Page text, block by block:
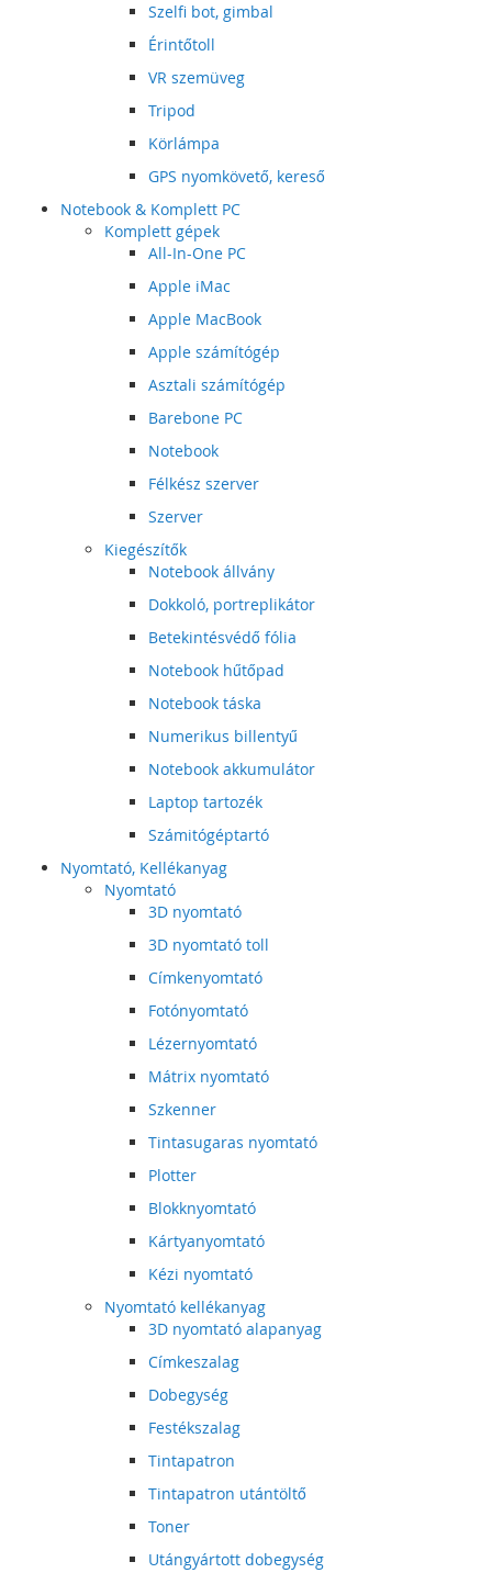
Szelfi bot, gimbal
Érintőtoll
VR szemüveg
Tripod
Körlámpa
GPS nyomkövető, kereső
Notebook & Komplett PC
Komplett gépek
All-In-One PC
Apple iMac
Apple MacBook
Apple számítógép
Asztali számítógép
Barebone PC
Notebook
Félkész szerver
Szerver
Kiegészítők
Notebook állvány
Dokkoló, portreplikátor
Betekintésvédő fólia
Notebook hűtőpad
Notebook táska
Numerikus billentyű
Notebook akkumulátor
Laptop tartozék
Számitógéptartó
Nyomtató, Kellékanyag
Nyomtató
3D nyomtató
3D nyomtató toll
Címkenyomtató
Fotónyomtató
Lézernyomtató
Mátrix nyomtató
Szkenner
Tintasugaras nyomtató
Plotter
Blokknyomtató
Kártyanyomtató
Kézi nyomtató
Nyomtató kellékanyag
3D nyomtató alapanyag
Címkeszalag
Dobegység
Festékszalag
Tintapatron
Tintapatron utántöltő
Toner
Utángyártott dobegység